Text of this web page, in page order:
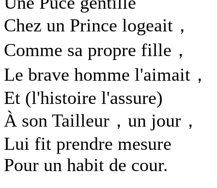
Chez un Prince logeait，
Comme sa propre fille，
Le brave homme l'aimait，
Et (l'histoire l'assure)
À son Tailleur，un jour，
Lui fit prendre mesure
Pour un habit de cour.